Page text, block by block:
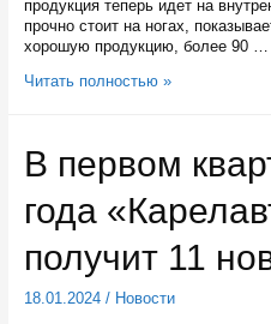
продукция теперь идет на
прочно стоит на ногах,
хорошую продукцию, более 90 …
ДОК
производства
Читать полностью »
В первом
года
получит 11
18.01.2024/ Новости